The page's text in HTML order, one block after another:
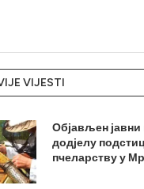
VIJESTI
Објављен јавни
додјелу
пчеларству у